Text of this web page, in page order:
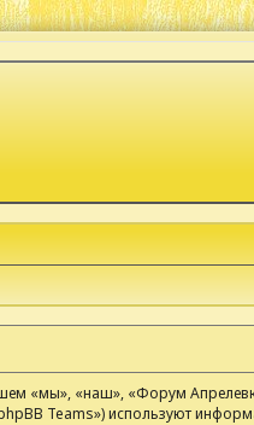
«мы», «наш», «Форум
Teams») используют